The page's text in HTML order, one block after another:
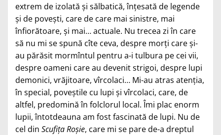
extrem de izolată şi sălbatică, înţesată de legende
şi de poveşti, care de care mai sinistre, mai
înfiorătoare, şi mai… actuale. Nu trecea zi în care
să nu mi se spună cîte ceva, despre morţi care şi-
au părăsit mormîntul pentru a-i tulbura pe cei vii,
despre oameni care au devenit strigoi, despre lupi
demonici, vrăjitoare, vîrcolaci… Mi-au atras atenţia,
în special, poveştile cu lupi şi vîrcolaci, care, de
altfel, predomină în folclorul local. Îmi plac enorm
lupii, întotdeauna am fost fascinată de lupi. Nu de
cel din Scufiţa Roşie, care mi se pare de-a dreptul